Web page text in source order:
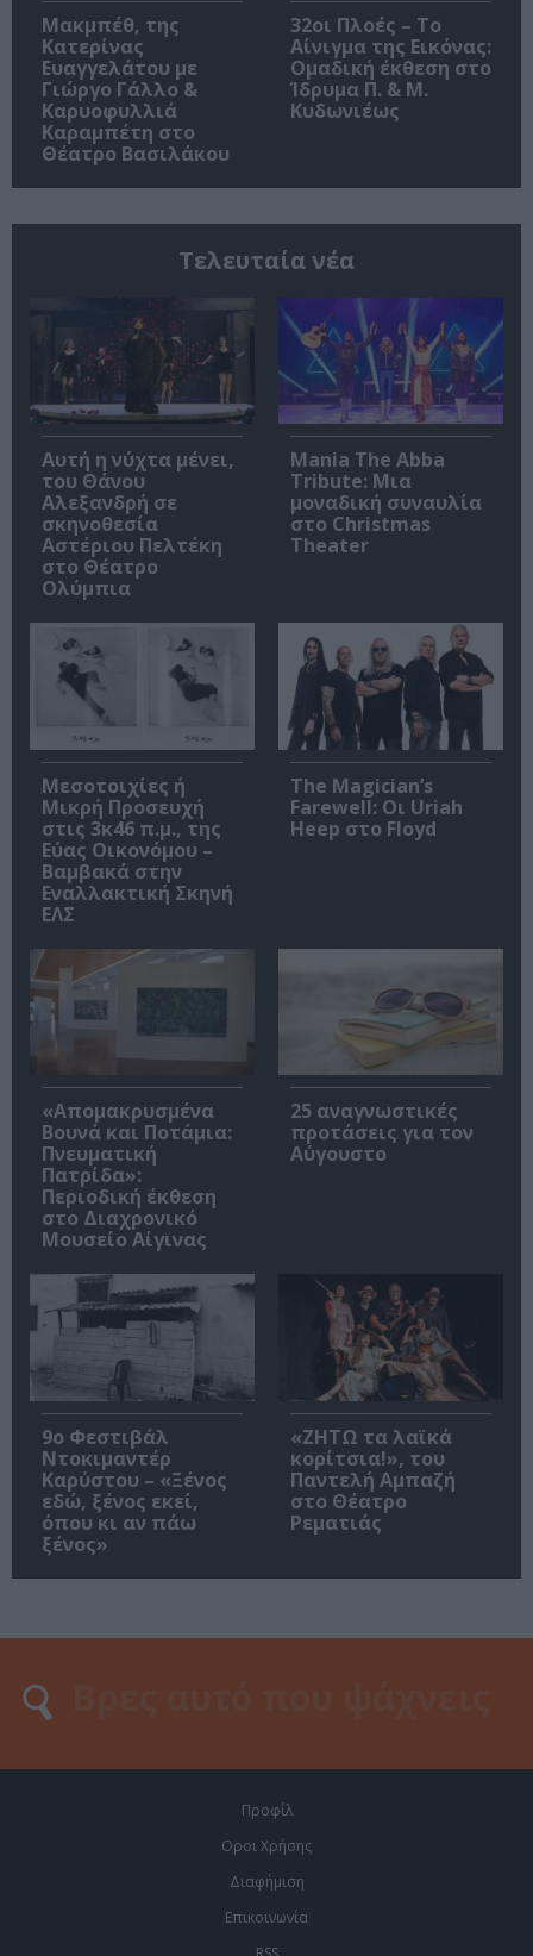
Μακμπέθ, της
Κατερίνας
Ευαγγελάτου με
Γιώργο Γάλλο &
Καρυοφυλλιά
Καραμπέτη στο
Θέατρο Βασιλάκου
32οι Πλοές – Το
Αίνιγμα της Εικόνας:
Ομαδική έκθεση στο
Ίδρυμα Π. & Μ.
Κυδωνιέως
Τελευταία νέα
Αυτή η νύχτα μένει,
του Θάνου
Αλεξανδρή σε
σκηνοθεσία
Αστέριου Πελτέκη
στο Θέατρο
Ολύμπια
Mania The Abba
Tribute: Μια
μοναδική συναυλία
στο Christmas
Theater
Μεσοτοιχίες ή
Μικρή Προσευχή
στις 3κ46 π.μ., της
Εύας Οικονόμου –
Βαμβακά στην
Εναλλακτική Σκηνή
ΕΛΣ
The Magician’s
Farewell: Οι Uriah
Heep στο Floyd
«Απομακρυσμένα
Βουνά και Ποτάμια:
Πνευματική
Πατρίδα»:
Περιοδική έκθεση
στο Διαχρονικό
Μουσείο Αίγινας
25 αναγνωστικές
προτάσεις για τον
Αύγουστο
9ο Φεστιβάλ
Ντοκιμαντέρ
Καρύστου – «Ξένος
εδώ, ξένος εκεί,
όπου κι αν πάω
ξένος»
«ΖΗΤΩ τα λαϊκά
κορίτσια!», του
Παντελή Αμπαζή
στο Θέατρο
Ρεματιάς
Προφίλ
Οροι Χρήσης
Διαφήμιση
Επικοινωνία